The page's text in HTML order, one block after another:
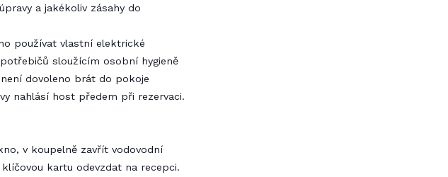
a jakékoliv zásahy do
používat vlastní elektrické
sloužícím osobní hygieně
dovoleno brát do pokoje
nahlásí host předem při rezervaci.
v koupelně zavřít vodovodní
kartu odevzdat na recepci.